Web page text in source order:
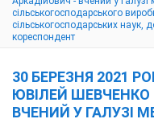
сільськогосподарського
сільськогосподарських наук,
кореспондент
30 БЕРЕЗНЯ 2021
ЮВІЛЕЙ ШЕВЧЕНКО
ВЧЕНИЙ У ГАЛУЗІ